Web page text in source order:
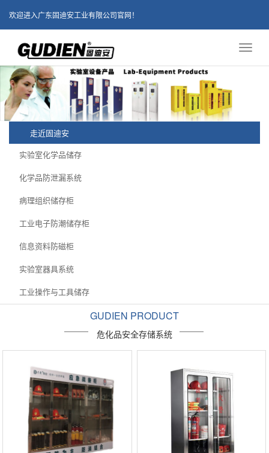
欢迎进入广东固迪安工业有限公司官网！
走近固迪安
实验室化学品储存
化学品防泄漏系统
病理组织储存柜
工业电子防潮储存柜
信息资料防磁柜
实验室器具系统
工业操作与工具储存
GUDIEN PRODUCT
危化品安全存储系统